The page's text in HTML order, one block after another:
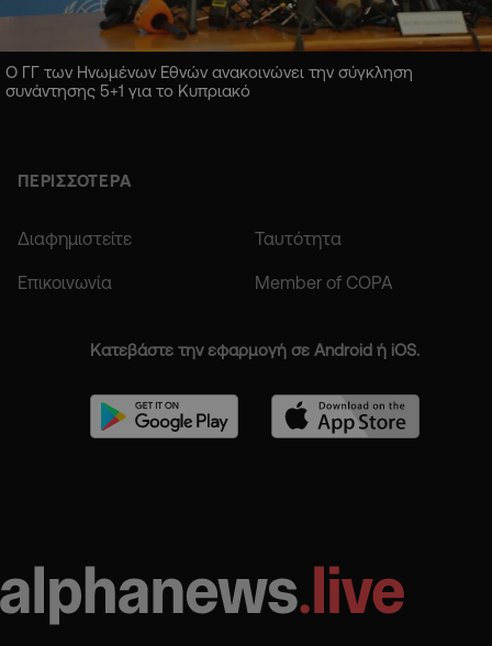
Ο ΓΓ των Ηνωμένων Εθνών ανακοινώνει την σύγκληση
συνάντησης 5+1 για το Κυπριακό
ΠΕΡΙΣΣΟΤΕΡΑ
Διαφημιστείτε Ταυτότητα
Επικοινωνία Member of COPA
Κατεβάστε την εφαρμογή σε Android ή iOS.